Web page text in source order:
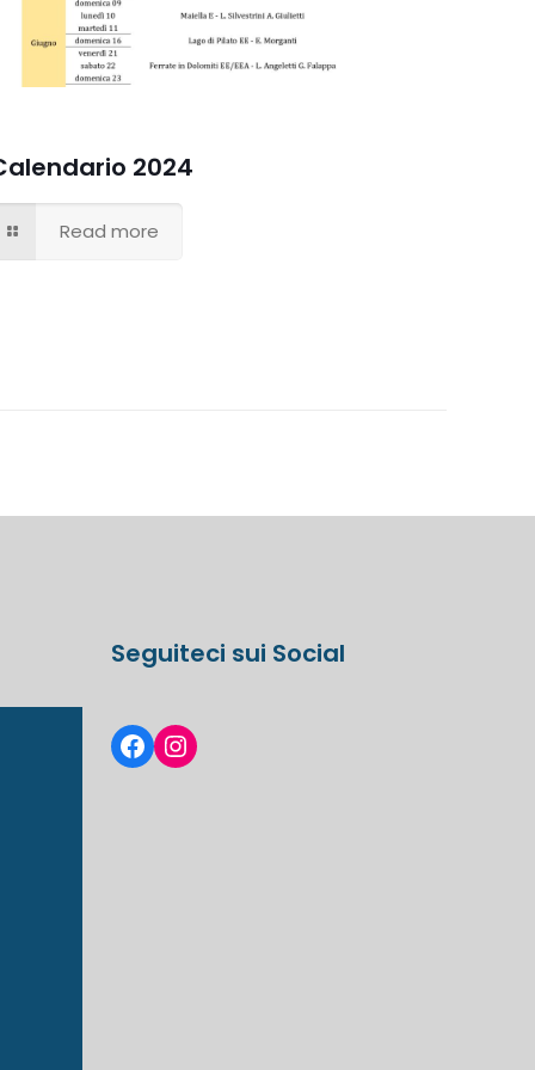
2024
Read more
Seguiteci sui Social
Facebook
Instagram